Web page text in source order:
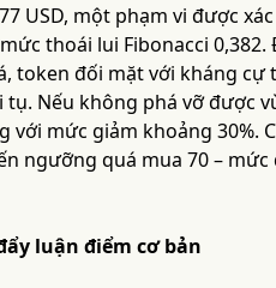
USD, một phạm vi được
thoái lui Fibonacci
token đối mặt với kháng cự
Nếu không phá vỡ được
mức giảm khoảng 30%.
ngưỡng quá mua 70 –
luận điểm cơ bản